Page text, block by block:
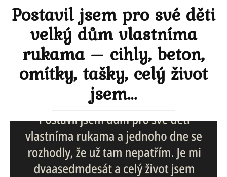
Postavil jsem pro své děti
velký dům vlastníma
rukama – cihly, beton,
omítky, tašky, celý život
jsem…